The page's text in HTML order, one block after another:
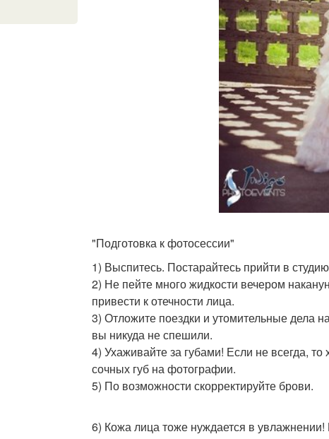
"Подготовка к фотосессии"
1) Выспитесь. Постарайтесь прийти в
2) Не пейте много жидкости вечером
привести к отечности лица.
3) Отложите поездки и утомительные дела
вы никуда не спешили.
4) Ухаживайте за губами! Если не всегда,
сочных губ на фотографии.
5) По возможности скорректируйте брови.
6) Кожа лица тоже нуждается в